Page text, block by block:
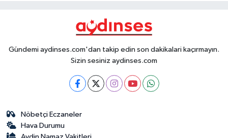
Gündemi aydinses.com'dan takip edin son dakikalari kaçırmayın.
Sizin sesiniz aydinses.com
Nöbetçi Eczaneler
Hava Durumu